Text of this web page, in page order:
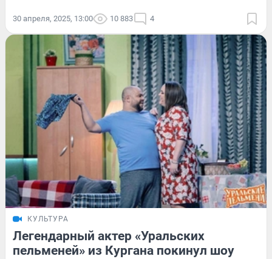
30 апреля, 2025, 13:00 10 883 4
КУЛЬТУРА
Легендарный актер «Уральских
пельменей» из Кургана покинул шоу